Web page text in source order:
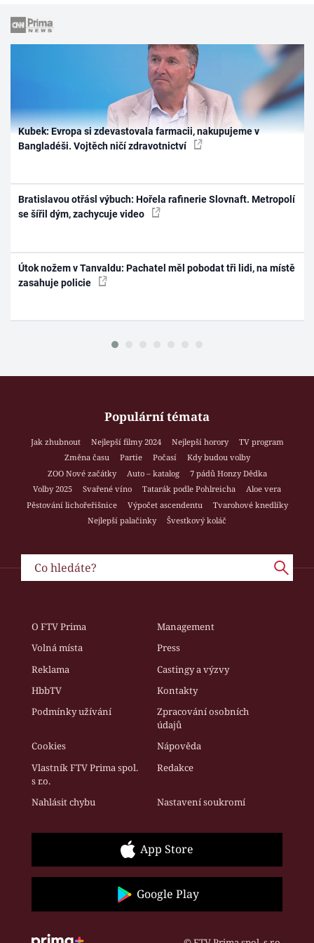
Kubek: Evropa si zdevastovala farmacii, nakupujeme v
Bangladéši. Vojtěch ničí zdravotnictví
Bratislavou otřásl výbuch: Hořela rafinerie Slovnaft. Metropolí
se šířil dým, zachycuje video
Útok nožem v Tanvaldu: Pachatel měl pobodat tři lidi, na místě
zasahuje policie
Populární témata
Jak zhubnout Nejlepší filmy 2024 Nejlepší horory
TV program
Změna času
Partie Počasí
Kdy budou volby
ZOO Nové začátky
Auto – katalog
7 pádů Honzy Dědka
Volby 2025
Svařené víno Tatarák podle Pohlreicha
Aloe vera
Pěstování lichořeřišnice
Výpočet ascendentu
Tvarohové knedlíky
Nejlepší palačinky
Švestkový koláč
O FTV Prima
Management
Volná místa
Press
Reklama
Castingy a výzvy
HbbTV
Kontakty
Podmínky užívání
Zpracování osobních
údajů
Cookies
Nápověda
Vlastník FTV Prima spol.
s r.o.
Redakce
Nahlásit chybu Nastavení soukromí
App Store
Google Play